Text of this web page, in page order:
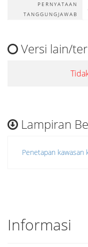
PERNYATAAN
TANGGUNGJAWAB
Versi lain/
Lampiran
Penetapan kawasan
Informasi